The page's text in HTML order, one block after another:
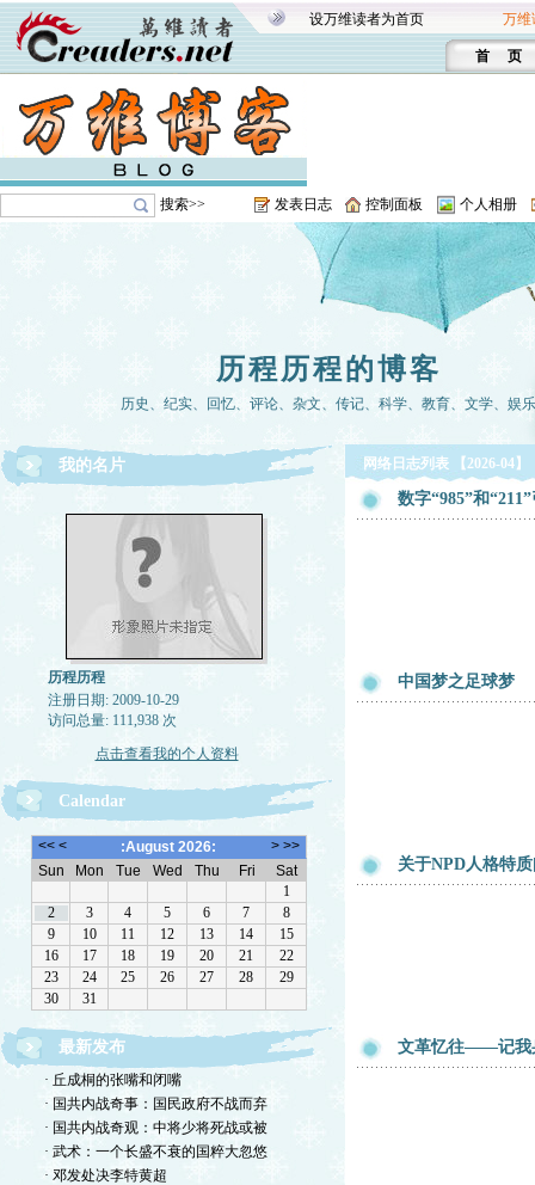
设万维读者为首页 万维
首 页
搜索>> 发表日志 控制面板 个人相册
历程历程的博客
历史、纪实、回忆、评论、杂文、传记、科学、教育、文学、娱乐
我的名片
历程历程
注册日期: 2009-10-29
访问总量: 111,938 次
点击查看我的个人资料
Calendar
最新发布
· 丘成桐的张嘴和闭嘴
· 国共内战奇事：国民政府不战而弃
· 国共内战奇观：中将少将死战或被
· 武术：一个长盛不衰的国粹大忽悠
· 邓发处决李特黄超
网络日志列表 【2026-04】
数字“985”和
中国梦之足球梦
关于NPD人格特
文革忆往——记我